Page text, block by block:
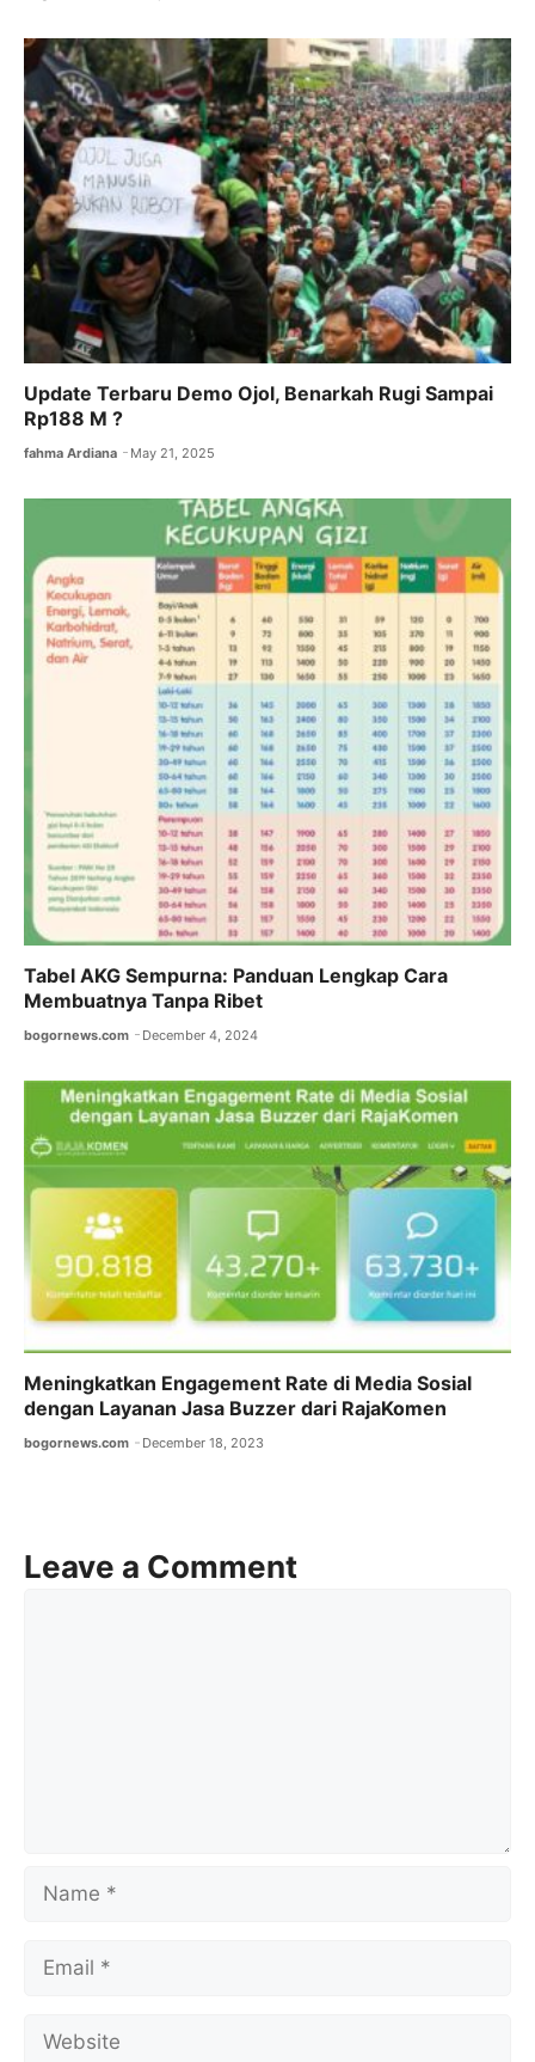
Update Terbaru Demo Ojol, Benarkah Rugi Sampai
Rp188 M ?
fahma Ardiana May 21, 2025
Tabel AKG Sempurna: Panduan Lengkap Cara
Membuatnya Tanpa Ribet
bogornews.com December 4, 2024
Meningkatkan Engagement Rate di Media Sosial
dengan Layanan Jasa Buzzer dari RajaKomen
bogornews.com December 18, 2023
Leave a Comment
Name
Email
Website